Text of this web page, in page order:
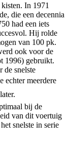
In 1971
die een decennia
had een iets
Hij rolde
van 100 pk.
ook voor de
1996) gebruikt.
de snelste
echter meerdere
bij de
van dit voertuig
snelste in serie